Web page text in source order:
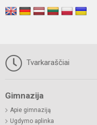
Tvarkaraščiai
Gimnazija
Apie gimnaziją
Ugdymo aplinka